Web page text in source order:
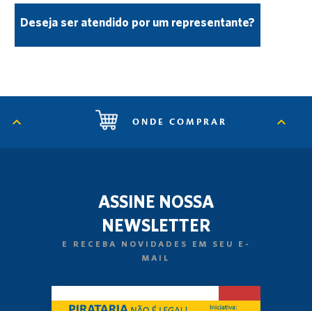
Deseja ser atendido por um representante?
ONDE COMPRAR
ASSINE NOSSA
NEWSLETTER
E RECEBA NOVIDADES EM SEU E-
MAIL